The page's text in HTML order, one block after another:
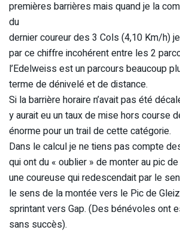
premières barrières mais quand je la
du
dernier coureur des 3 Cols (4,10 Km/h)
par ce chiffre incohérent entre les 2
l’Edelweiss est un parcours beaucoup
terme de dénivelé et de distance.
Si la barrière horaire n’avait pas été
y aurait eu un taux de mise hors course
énorme pour un trail de cette catégorie.
Dans le calcul je ne tiens pas compte
qui ont du « oublier » de monter au pic
une coureuse qui redescendait par le
le sens de la montée vers le Pic de
sprintant vers Gap. (Des bénévoles ont
sans succès).